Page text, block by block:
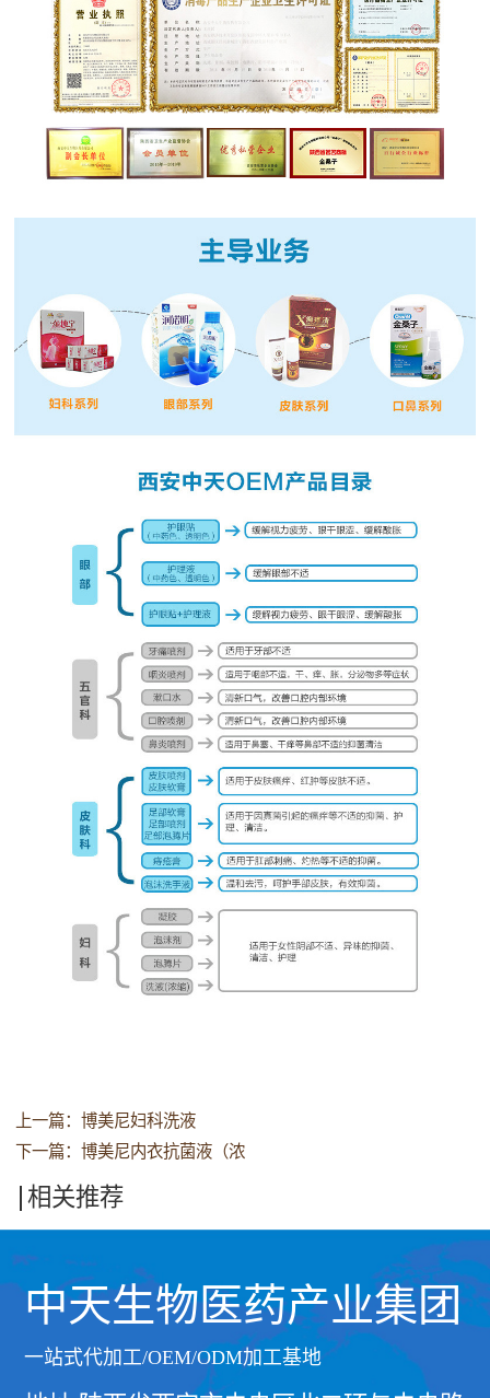
上一篇： 博美尼妇科洗液
下一篇： 博美尼内衣抗菌液（浓
相关推荐
中天生物医药产业集团
一站式代加工/OEM/ODM加工基地